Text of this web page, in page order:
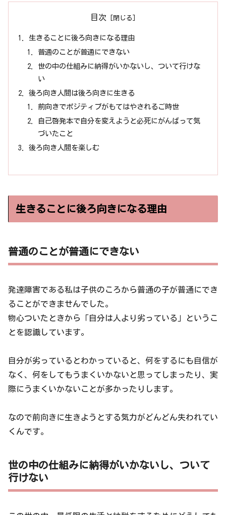
目次
生きることに後ろ向きになる理由
普通のことが普通にできない
世の中の仕組みに納得がいかないし、ついて行けな
い
後ろ向き人間は後ろ向きに生きる
前向きでポジティブがもてはやされるご時世
自己啓発本で自分を変えようと必死にがんばって気
づいたこと
後ろ向き人間を楽しむ
生きることに後ろ向きになる理由
普通のことが普通にできない
発達障害である私は子供のころから普通の子が普通にでき
ることができませんでした。
物心ついたときから「自分は人より劣っている」というこ
とを認識しています。
自分が劣っているとわかっていると、何をするにも自信が
なく、何をしてもうまくいかないと思ってしまったり、実
際にうまくいかないことが多かったりします。
なので前向きに生きようとする気力がどんどん失われてい
くんです。
世の中の仕組みに納得がいかないし、ついて
行けない